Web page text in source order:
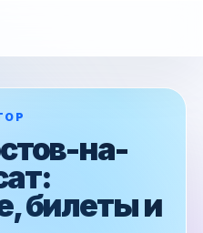
на-
билеты и